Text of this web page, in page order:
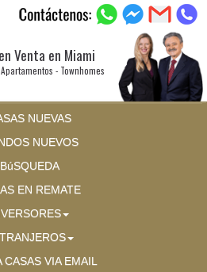
Venta en Miami
- Townhomes
NUEVAS
NUEVOS
BúSQUEDA
EN REMATE
CASAS VIA EMAIL